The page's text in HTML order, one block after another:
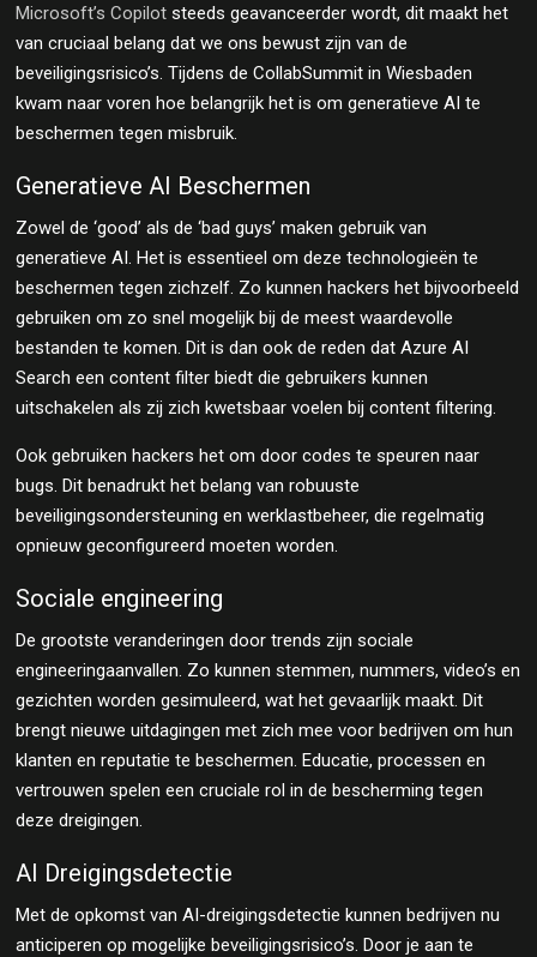
Microsoft’s Copilot steeds geavanceerder wordt, dit maakt het
van cruciaal belang dat we ons bewust zijn van de
beveiligingsrisico’s. Tijdens de CollabSummit in Wiesbaden
kwam naar voren hoe belangrijk het is om generatieve AI te
beschermen tegen misbruik.
Generatieve AI Beschermen
Zowel de ‘good’ als de ‘bad guys’ maken gebruik van
generatieve AI. Het is essentieel om deze technologieën te
beschermen tegen zichzelf. Zo kunnen hackers het bijvoorbeeld
gebruiken om zo snel mogelijk bij de meest waardevolle
bestanden te komen. Dit is dan ook de reden dat Azure AI
Search een content filter biedt die gebruikers kunnen
uitschakelen als zij zich kwetsbaar voelen bij content filtering.
Ook gebruiken hackers het om door codes te speuren naar
bugs. Dit benadrukt het belang van robuuste
beveiligingsondersteuning en werklastbeheer, die regelmatig
opnieuw geconfigureerd moeten worden.
Sociale engineering
De grootste veranderingen door trends zijn sociale
engineeringaanvallen. Zo kunnen stemmen, nummers, video’s en
gezichten worden gesimuleerd, wat het gevaarlijk maakt. Dit
brengt nieuwe uitdagingen met zich mee voor bedrijven om hun
klanten en reputatie te beschermen. Educatie, processen en
vertrouwen spelen een cruciale rol in de bescherming tegen
deze dreigingen.
AI Dreigingsdetectie
Met de opkomst van AI-dreigingsdetectie kunnen bedrijven nu
anticiperen op mogelijke beveiligingsrisico’s. Door je aan te